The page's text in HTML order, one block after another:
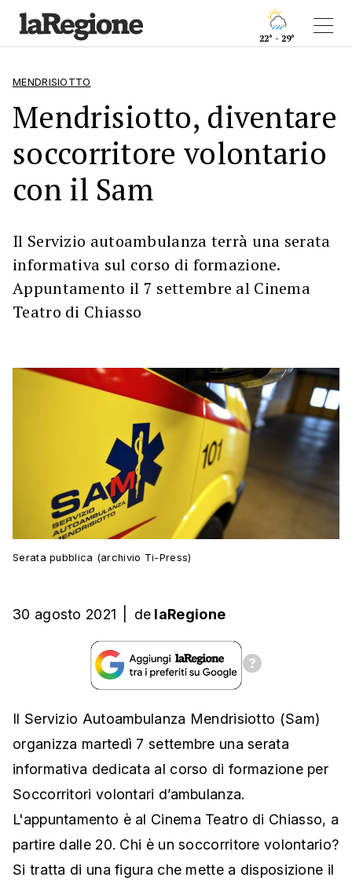
22° - 29°
MENDRISIOTTO
Mendrisiotto, diventare
soccorritore volontario
con il Sam
Il Servizio autoambulanza terrà una serata
informativa sul corso di formazione.
Appuntamento il 7 settembre al Cinema
Teatro di Chiasso
Serata pubblica (archivio Ti-Press)
30 agosto 2021 de laRegione
Il Servizio Autoambulanza Mendrisiotto (Sam)
organizza martedì 7 settembre una serata
informativa dedicata al corso di formazione per
Soccorritori volontari d’ambulanza.
L'appuntamento è al Cinema Teatro di Chiasso, a
partire dalle 20. Chi è un soccorritore volontario?
Si tratta di una figura che mette a disposizione il